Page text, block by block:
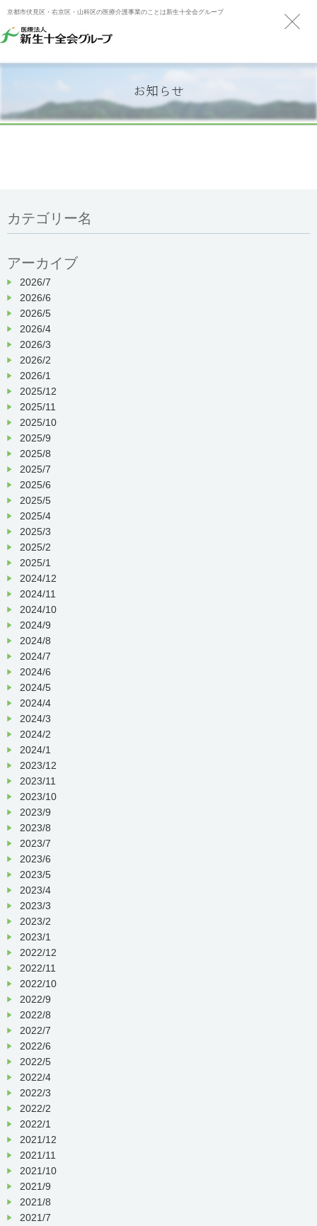
京都市伏見区・右京区・山科区の医療介護事業のことは新生十全会グループ
お知らせ
カテゴリー名
アーカイブ
2026/7
2026/6
2026/5
2026/4
2026/3
2026/2
2026/1
2025/12
2025/11
2025/10
2025/9
2025/8
2025/7
2025/6
2025/5
2025/4
2025/3
2025/2
2025/1
2024/12
2024/11
2024/10
2024/9
2024/8
2024/7
2024/6
2024/5
2024/4
2024/3
2024/2
2024/1
2023/12
2023/11
2023/10
2023/9
2023/8
2023/7
2023/6
2023/5
2023/4
2023/3
2023/2
2023/1
2022/12
2022/11
2022/10
2022/9
2022/8
2022/7
2022/6
2022/5
2022/4
2022/3
2022/2
2022/1
2021/12
2021/11
2021/10
2021/9
2021/8
2021/7